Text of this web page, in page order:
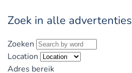
Zoek in alle advertenties
Zoeken
Location
Adres bereik